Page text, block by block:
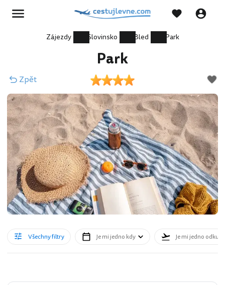
Zájezdy Slovinsko Bled Park
Park
Zpět
Všechny filtry Je mi jedno kdy Je mi jedno odkud